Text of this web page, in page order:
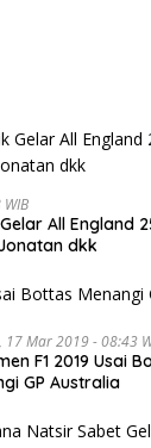
All England
dkk
17 Mar 2019 - 08:43
F1 2019 Usai
GP Australia